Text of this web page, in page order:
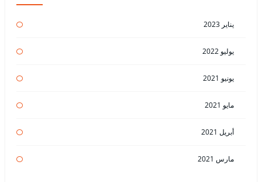
يناير 2023
يوليو 2022
يونيو 2021
مايو 2021
أبريل 2021
مارس 2021